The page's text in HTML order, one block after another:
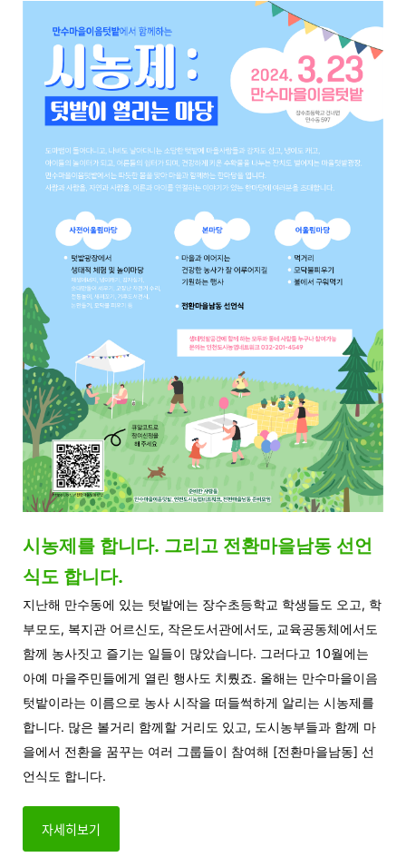
시농제를 합니다. 그리고 전환마을남동 선언
식도 합니다.
지난해 만수동에 있는 텃밭에는 장수초등학교 학생들도 오고, 학
부모도, 복지관 어르신도, 작은도서관에서도, 교육공동체에서도
함께 농사짓고 즐기는 일들이 많았습니다. 그러다고 10월에는
아예 마을주민들에게 열린 행사도 치뤘죠. 올해는 만수마을이음
텃밭이라는 이름으로 농사 시작을 떠들썩하게 알리는 시농제를
합니다. 많은 볼거리 함께할 거리도 있고, 도시농부들과 함께 마
을에서 전환을 꿈꾸는 여러 그룹들이 참여해 [전환마을남동] 선
언식도 합니다.
자세히보기